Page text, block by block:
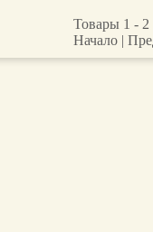
Товары 1 - 2
Начало |